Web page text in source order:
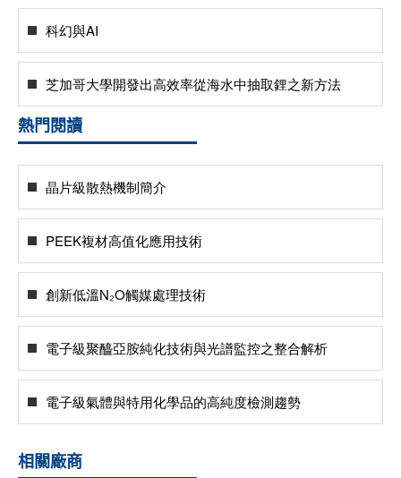
科幻與AI
芝加哥大學開發出高效率從海水中抽取鋰之新方法
熱門閱讀
晶片級散熱機制簡介
PEEK複材高值化應用技術
創新低溫N₂O觸媒處理技術
電子級聚醯亞胺純化技術與光譜監控之整合解析
電子級氣體與特用化學品的高純度檢測趨勢
相關廠商